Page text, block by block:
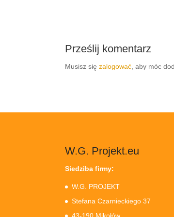
Prześlij komentarz
Musisz sięzalogować, aby móc
W.G. Projekt.eu
Siedziba firmy:
W.G. PROJEKT
Stefana Czarnieckiego 37